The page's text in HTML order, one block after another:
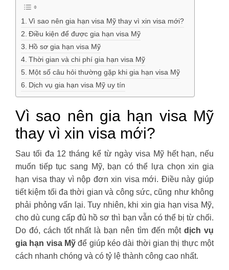
Vì sao nên gia hạn visa Mỹ thay vì xin visa mới?
Điều kiện để được gia hạn visa Mỹ
Hồ sơ gia hạn visa Mỹ
Thời gian và chi phí gia hạn visa Mỹ
Một số câu hỏi thường gặp khi gia hạn visa Mỹ
Dịch vụ gia hạn visa Mỹ uy tín
Vì sao nên gia hạn visa Mỹ
thay vì xin visa mới?
Sau tối đa 12 tháng kể từ ngày visa Mỹ hết hạn, nếu
muốn tiếp tục sang Mỹ, bạn có thể lựa chọn xin gia
hạn visa thay vì nộp đơn xin visa mới. Điều này giúp
tiết kiệm tối đa thời gian và công sức, cũng như không
phải phỏng vấn lại. Tuy nhiên, khi xin gia hạn visa Mỹ,
cho dù cung cấp đủ hồ sơ thì bạn vẫn có thể bị từ chối.
Do đó, cách tốt nhất là bạn nên tìm đến mộtdịch vụ
gia hạn visa Mỹđể giúp kéo dài thời gian thị thực một
cách nhanh chóng và có tỷ lệ thành công cao nhất.